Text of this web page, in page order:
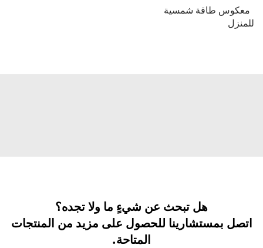
معكوس طاقة شمسية
للمنزل
هل تبحث عن شيءٍ ما ولا تجده؟
اتصل بمستشارينا للحصول على مزيد من المنتجات
المتاحة.